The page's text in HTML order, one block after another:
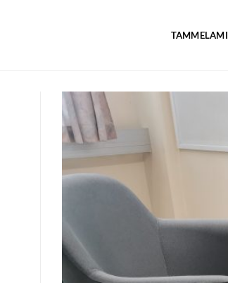
TAMMELAMI